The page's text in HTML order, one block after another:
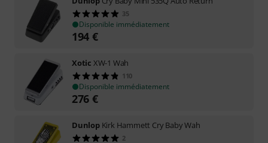
35
Disponible immédiatement
194 €
Xotic XW-1 Wah
110
Disponible immédiatement
276 €
Dunlop Kirk Hammett Cry Baby Wah
2